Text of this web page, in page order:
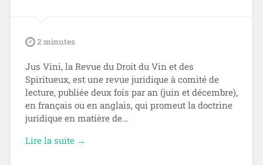
tdl2 minutes
Jus Vini, la Revue du Droit du Vin et des
Spiritueux, est une revue juridique à comité de
lecture, publiée deux fois par an (juin et décembre),
en français ou en anglais, qui promeut la doctrine
juridique en matière de…
Lire la suite →